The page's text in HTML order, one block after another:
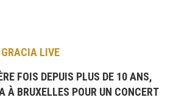
GRACIA LIVE
FOIS DEPUIS PLUS DE 10 ANS,
À BRUXELLES POUR UN CONCERT